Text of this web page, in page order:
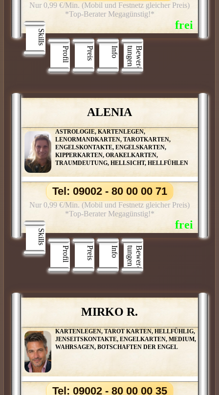
Skills
Profil
Preis Info B
e
w
e
r
­
t
u
n
g
e
n
Nur 0,99 €/Min. (Mobil und Festnetz gleicher Preis)
*Top-Berater Megagünstig!*
ALENIA
ASTROLOGIE, KARTENLEGEN,
LENORMANDKARTEN, TAROTKARTEN,
ENGELSKONTAKTE, ENGELSKARTEN,
KIPPERKARTEN, ORAKELKARTEN,
TRAUMDEUTUNG, HELLSICHT, HELLFÜHLEN
Skills
Profil
Preis Info B
e
w
e
r
­
t
u
n
g
e
n
Tel: 09002 - 80 00 00 71
Nur 0,99 €/Min. (Mobil und Festnetz gleicher Preis)
*Top-Berater Megagünstig!*
MIRKO R.
KARTENLEGEN, TAROT KARTEN, HELLFÜHLIG,
JENSEITSKONTAKTE, ENGELKARTEN, MEDIUM,
WAHRSAGEN, BOTSCHAFTEN DER ENGEL
Tel: 09002 - 80 00 00 35